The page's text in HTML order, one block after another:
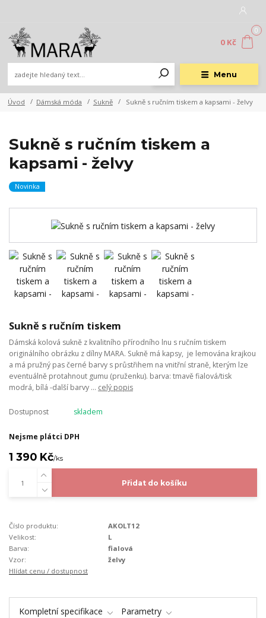
Menu
0
0 Kč
Úvod Dámská móda Sukně Sukně s ručním tiskem a kapsami - želvy
Sukně s ručním tiskem a
kapsami - želvy
Novinka
Sukně s ručním tiskem
Dámská kolová sukně z kvalitního přírodního lnu s ručním tiskem
originálního obrázku z dílny MARA. Sukně má kapsy, je lemována krajkou
a má pružný pas černé barvy s průstřihem na vnitřní straně, kterým lze
eventuálně protahnout gumu (pruženku). barva: tmavě fialová/tisk
modrá, bílá -další barvy ... celý popis
Dostupnost skladem
Nejsme plátci DPH
1 390 Kč/ks
Přidat do košíku
Číslo produktu:
AKOLT12
Velikost:
L
Barva:
fialová
Vzor:
želvy
Hlídat cenu / dostupnost
Kompletní specifikace Parametry